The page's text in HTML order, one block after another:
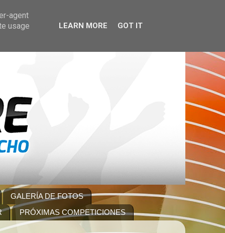
GALERÍA DE FOTOS
PRÓXIMAS COMPETICIONES
agent
usage
LEARN MORE GOT IT